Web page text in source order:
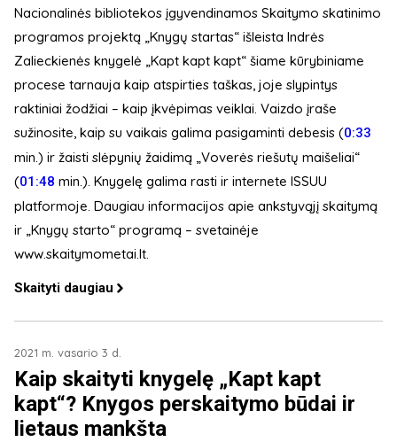
Nacionalinės bibliotekos įgyvendinamos Skaitymo skatinimo
programos projektą „Knygų startas“ išleista Indrės
Zalieckienės knygelė „Kapt kapt kapt“ šiame kūrybiniame
procese tarnauja kaip atspirties taškas, joje slypintys
raktiniai žodžiai – kaip įkvėpimas veiklai. Vaizdo įraše
sužinosite, kaip su vaikais galima pasigaminti debesis (0:33
min.) ir žaisti slėpynių žaidimą „Voverės riešutų maišeliai“
(01:48 ​ min.). Knygelę galima rasti ir internete ISSUU
platformoje. Daugiau informacijos apie ankstyvąjį skaitymą
ir „Knygų starto“ programą – svetainėje
www.skaitymometai.lt.
Skaityti daugiau
2021 m. vasario 3 d.
Kaip skaityti knygelę „Kapt kapt
kapt“? Knygos perskaitymo būdai ir
lietaus mankšta